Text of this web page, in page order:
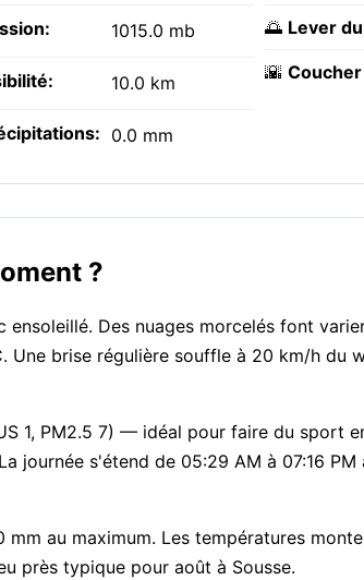
1015.0 mb
10.0 km
0.0 mm
🌅 Lever
🌇
?
Des nuages morcelés font
Une brise régulière souffle à 20 km/h du
1, PM2.5 7) — idéal pour faire du sport
journée s'étend de 05:29 AM à 07:16
au maximum. Les températures
près typique pour août à Sousse.